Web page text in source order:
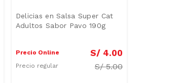
Delicias en Salsa Super Cat
Adultos Sabor Pavo 190g
Precio Online S/ 4.00
Precio regular S/5.00